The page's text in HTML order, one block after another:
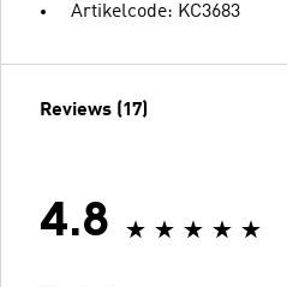
Artikelcode: KC3683
Reviews (17)
4.8